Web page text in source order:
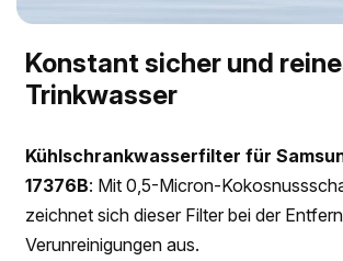
Konstant sicher und
Trinkwasser
Kühlschrankwasserfilter für
17376B: Mit 0,5-Micron-
zeichnet sich dieser Filter bei der
Verunreinigungen aus.